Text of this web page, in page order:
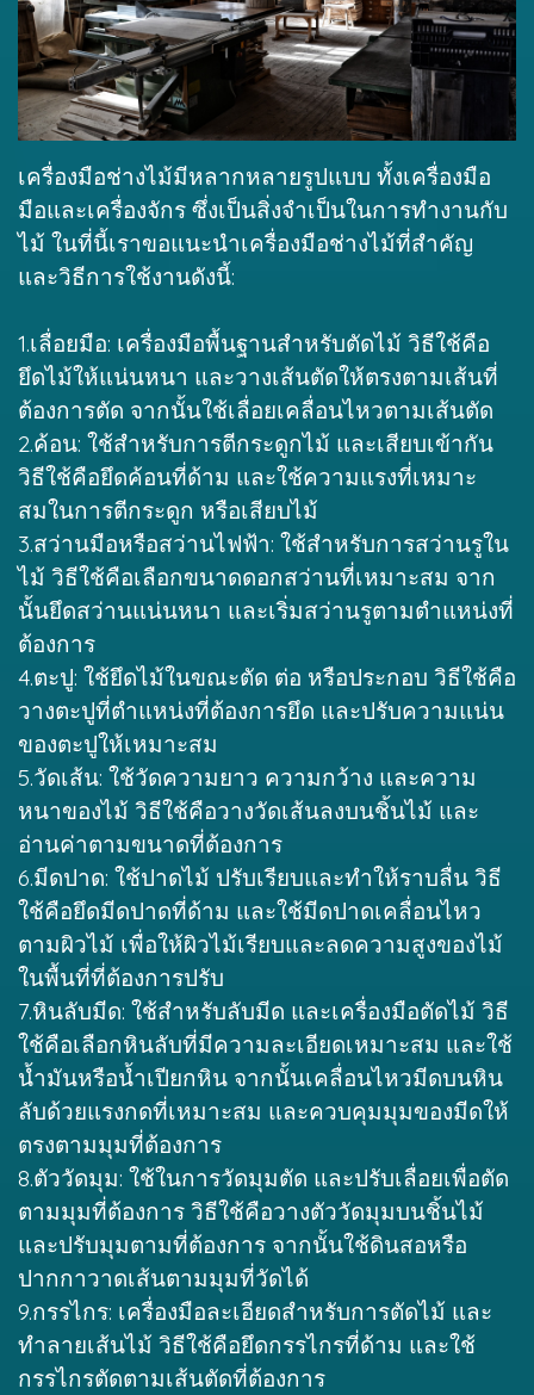
เครื่องมือช่างไม้มีหลากหลายรูปแบบ ทั้งเครื่องมือ
มือและเครื่องจักร ซึ่งเป็นสิ่งจำเป็นในการทำงานกับ
ไม้ ในที่นี้เราขอแนะนำเครื่องมือช่างไม้ที่สำคัญ
และวิธีการใช้งานดังนี้:
1.เลื่อยมือ: เครื่องมือพื้นฐานสำหรับตัดไม้ วิธีใช้คือ
ยึดไม้ให้แน่นหนา และวางเส้นตัดให้ตรงตามเส้นที่
ต้องการตัด จากนั้นใช้เลื่อยเคลื่อนไหวตามเส้นตัด
2.ค้อน: ใช้สำหรับการตีกระดูกไม้ และเสียบเข้ากัน
วิธีใช้คือยึดค้อนที่ด้าม และใช้ความแรงที่เหมาะ
สมในการตีกระดูก หรือเสียบไม้
3.สว่านมือหรือสว่านไฟฟ้า: ใช้สำหรับการสว่านรูใน
ไม้ วิธีใช้คือเลือกขนาดดอกสว่านที่เหมาะสม จาก
นั้นยึดสว่านแน่นหนา และเริ่มสว่านรูตามตำแหน่งที่
ต้องการ
4.ตะปู: ใช้ยึดไม้ในขณะตัด ต่อ หรือประกอบ วิธีใช้คือ
วางตะปูที่ตำแหน่งที่ต้องการยึด และปรับความแน่น
ของตะปูให้เหมาะสม
5.วัดเส้น: ใช้วัดความยาว ความกว้าง และความ
หนาของไม้ วิธีใช้คือวางวัดเส้นลงบนชิ้นไม้ และ
อ่านค่าตามขนาดที่ต้องการ
6.มีดปาด: ใช้ปาดไม้ ปรับเรียบและทำให้ราบลื่น วิธี
ใช้คือยึดมีดปาดที่ด้าม และใช้มีดปาดเคลื่อนไหว
ตามผิวไม้ เพื่อให้ผิวไม้เรียบและลดความสูงของไม้
ในพื้นที่ที่ต้องการปรับ
7.หินลับมีด: ใช้สำหรับลับมีด และเครื่องมือตัดไม้ วิธี
ใช้คือเลือกหินลับที่มีความละเอียดเหมาะสม และใช้
น้ำมันหรือน้ำเปียกหิน จากนั้นเคลื่อนไหวมีดบนหิน
ลับด้วยแรงกดที่เหมาะสม และควบคุมมุมของมีดให้
ตรงตามมุมที่ต้องการ
8.ตัววัดมุม: ใช้ในการวัดมุมตัด และปรับเลื่อยเพื่อตัด
ตามมุมที่ต้องการ วิธีใช้คือวางตัววัดมุมบนชิ้นไม้
และปรับมุมตามที่ต้องการ จากนั้นใช้ดินสอหรือ
ปากกาวาดเส้นตามมุมที่วัดได้
9.กรรไกร: เครื่องมือละเอียดสำหรับการตัดไม้ และ
ทำลายเส้นไม้ วิธีใช้คือยึดกรรไกรที่ด้าม และใช้
กรรไกรตัดตามเส้นตัดที่ต้องการ